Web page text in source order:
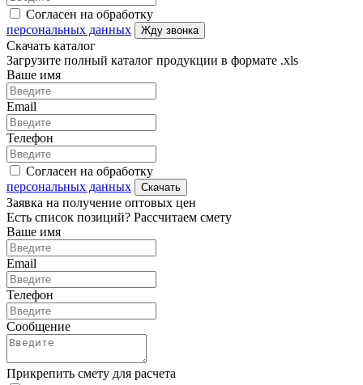
Согласен на обработку
персональных данных
Жду звонка
Скачать каталог
Загрузите полный каталог продукции в формате .xls
Ваше имя
Email
Телефон
Согласен на обработку
персональных данных
Скачать
Заявка на получение оптовых цен
Есть список позиций? Рассчитаем смету
Ваше имя
Email
Телефон
Сообщение
Прикрепить смету для расчета